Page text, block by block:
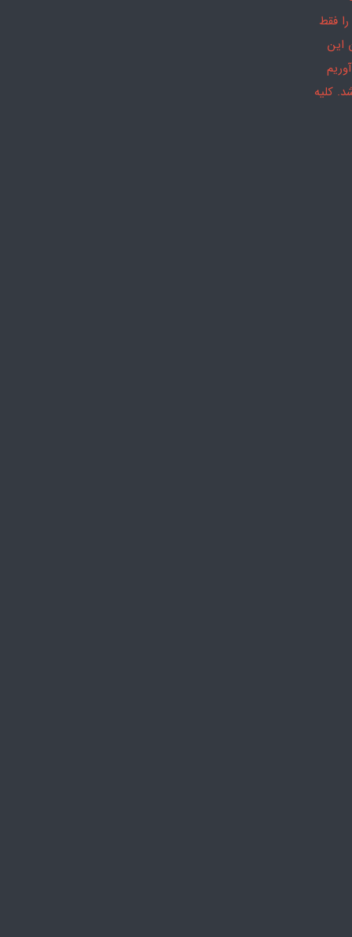
فقط
این
کلیه